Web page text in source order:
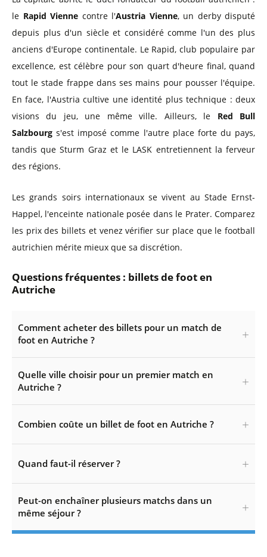
le Rapid Vienne contre l'Austria Vienne, un derby disputé
depuis plus d'un siècle et considéré comme l'un des plus
anciens d'Europe continentale. Le Rapid, club populaire par
excellence, est célèbre pour son quart d'heure final, quand
tout le stade frappe dans ses mains pour pousser l'équipe.
En face, l'Austria cultive une identité plus technique : deux
visions du jeu, une même ville. Ailleurs, le Red Bull
Salzbourg s'est imposé comme l'autre place forte du pays,
tandis que Sturm Graz et le LASK entretiennent la ferveur
des régions.
Les grands soirs internationaux se vivent au Stade Ernst-
Happel, l'enceinte nationale posée dans le Prater. Comparez
les prix des billets et venez vérifier sur place que le football
autrichien mérite mieux que sa discrétion.
Questions fréquentes : billets de foot en
Autriche
Comment acheter des billets pour un match de
foot en Autriche ?
Quelle ville choisir pour un premier match en
Autriche ?
Combien coûte un billet de foot en Autriche ?
Quand faut-il réserver ?
Peut-on enchaîner plusieurs matchs dans un
même séjour ?